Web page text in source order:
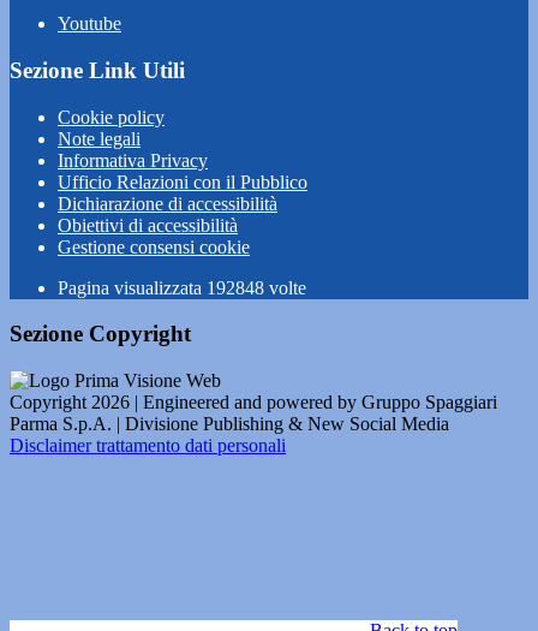
Youtube
Sezione Link Utili
Cookie policy
Note legali
Informativa Privacy
Ufficio Relazioni con il Pubblico
Dichiarazione di accessibilità
Obiettivi di accessibilità
Gestione consensi cookie
Pagina visualizzata 192848 volte
Sezione Copyright
Copyright 2026 | Engineered and powered by Gruppo Spaggiari
Parma S.p.A. | Divisione Publishing & New Social Media
Disclaimer trattamento dati personali